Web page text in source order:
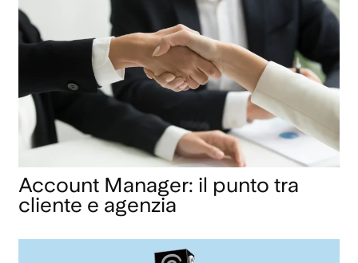
Account Manager: il punto tra
cliente e agenzia